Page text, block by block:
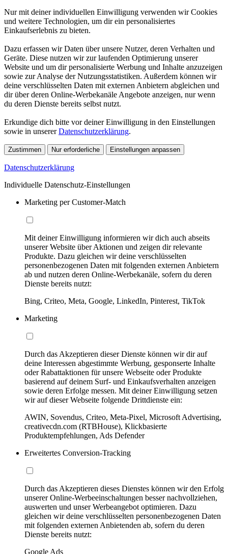
Nur mit deiner individuellen Einwilligung verwenden wir Cookies
und weitere Technologien, um dir ein personalisiertes
Einkaufserlebnis zu bieten.
Dazu erfassen wir Daten über unsere Nutzer, deren Verhalten und
Geräte. Diese nutzen wir zur laufenden Optimierung unserer
Website und um dir personalisierte Werbung und Inhalte anzuzeigen
sowie zur Analyse der Nutzungsstatistiken. Außerdem können wir
deine verschlüsselten Daten mit externen Anbietern abgleichen und
dir über deren Online-Werbekanäle Angebote anzeigen, nur wenn
du deren Dienste bereits selbst nutzt.
Erkundige dich bitte vor deiner Einwilligung in den Einstellungen
sowie in unsererDatenschutzerklärung.
Zustimmen Nur erforderliche Einstellungen anpassen
Datenschutzerklärung
Individuelle Datenschutz-Einstellungen
Marketing per Customer-Match
Mit deiner Einwilligung informieren wir dich auch abseits
unserer Website über Aktionen und zeigen dir relevante
Produkte. Dazu gleichen wir deine verschlüsselten
personenbezogenen Daten mit folgenden externen Anbietern
ab und nutzen deren Online-Werbekanäle, sofern du deren
Dienste bereits nutzt:
Bing, Criteo, Meta, Google, LinkedIn, Pinterest, TikTok
Marketing
Durch das Akzeptieren dieser Dienste können wir dir auf
deine Interessen abgestimmte Werbung, gesponserte Inhalte
oder Rabattaktionen für unsere Webseite oder Produkte
basierend auf deinem Surf- und Einkaufsverhalten anzeigen
sowie deren Erfolge messen. Mit deiner Einwilligung setzen
wir auf dieser Webseite folgende Drittdienste ein:
AWIN, Sovendus, Criteo, Meta-Pixel, Microsoft Advertising,
creativecdn.com (RTBHouse), Klickbasierte
Produktempfehlungen, Ads Defender
Erweitertes Conversion-Tracking
Durch das Akzeptieren dieses Dienstes können wir den Erfolg
unserer Online-Werbeeinschaltungen besser nachvollziehen,
auswerten und unser Werbeangebot optimieren. Dazu
gleichen wir deine verschlüsselten personenbezogenen Daten
mit folgenden externen Anbietenden ab, sofern du deren
Dienste bereits nutzt:
Google Ads